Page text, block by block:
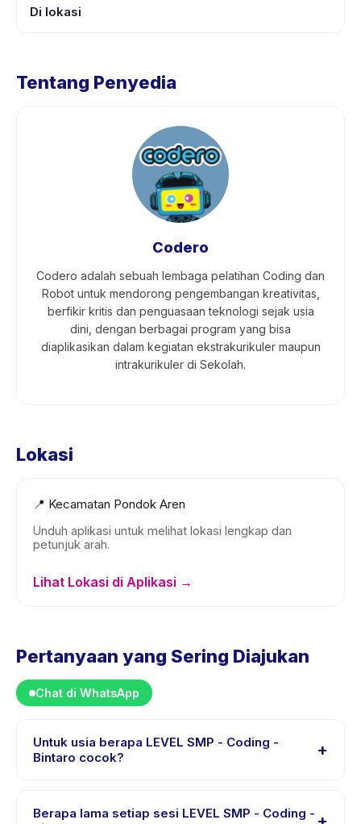
Di lokasi
Tentang Penyedia
Codero
Codero adalah sebuah lembaga pelatihan Coding dan
Robot untuk mendorong pengembangan kreativitas,
berfikir kritis dan penguasaan teknologi sejak usia
dini, dengan berbagai program yang bisa
diaplikasikan dalam kegiatan ekstrakurikuler maupun
intrakurikuler di Sekolah.
Lokasi
📍 Kecamatan Pondok Aren
Unduh aplikasi untuk melihat lokasi lengkap dan
petunjuk arah.
Lihat Lokasi di Aplikasi →
Pertanyaan yang Sering Diajukan
Chat di WhatsApp
Untuk usia berapa LEVEL SMP - Coding -
Bintaro cocok?
+
usia 12 sampai 15 tahun. Instruktur menyesuaikan
Berapa lama setiap sesi LEVEL SMP - Coding -